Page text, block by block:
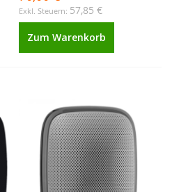
57,85 €
Zum Warenkorb